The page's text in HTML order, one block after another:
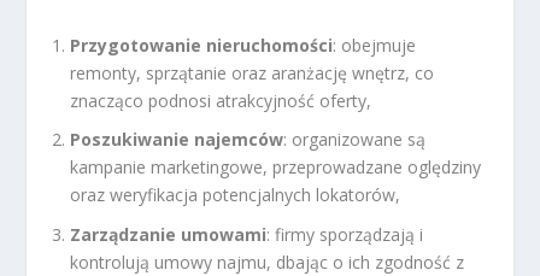
Przygotowanie nieruchomości: obejmuje
remonty, sprzątanie oraz aranżację wnętrz, co
znacząco podnosi atrakcyjność oferty,
Poszukiwanie najemców: organizowane są
kampanie marketingowe, przeprowadzane oględziny
oraz weryfikacja potencjalnych lokatorów,
Zarządzanie umowami: firmy sporządzają i
kontrolują umowy najmu, dbając o ich zgodność z